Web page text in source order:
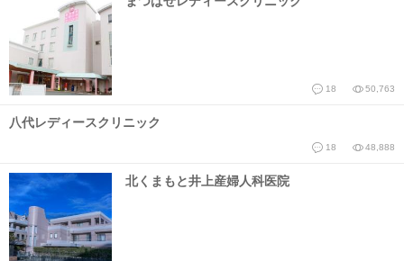
18 50,763
八代レディースクリニック
18 48,888
北くまもと井上産婦人科医院